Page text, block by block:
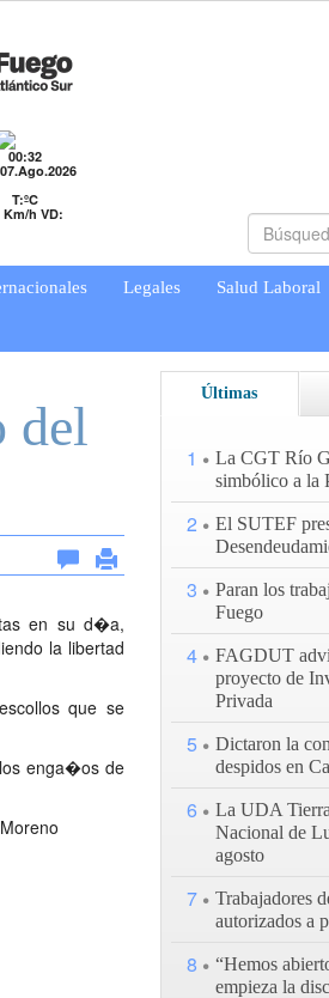
00:32
T:ºC
Km/h VD:
Legales Salud Laboral
del
en su d�a,
la libertad
que se
enga�os de
Últimas
1
La CGT Río
simbólico a la
2
El SUTEF
3
Paran los
Fuego
4
FAGDUT
proyecto de
Privada
5
Dictaron la
despidos en
6
La UDA
Nacional de
agosto
7
Trabajadores
autorizados a
8
“Hemos
empieza la